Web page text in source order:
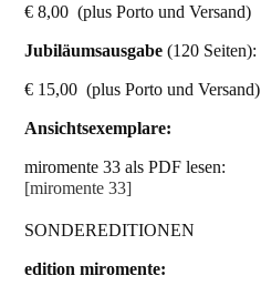
€ 8,00 (plus Porto und Versand)
Jubiläumsausgabe (120 Seiten):
€ 15,00 (plus Porto und Versand)
Ansichtsexemplare:
miromente 33 als PDF lesen:
[miromente 33]
SONDEREDITIONEN
edition miromente: